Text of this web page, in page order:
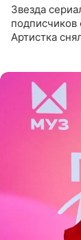
Звезда
подписчиков
Артистка